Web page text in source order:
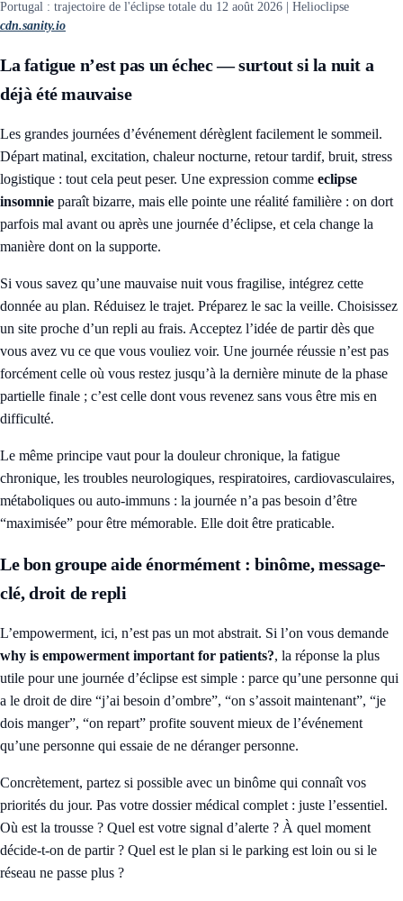
Portugal : trajectoire de l'éclipse totale du 12 août 2026 | Helioclipse
cdn.sanity.io
La fatigue n’est pas un échec — surtout si la nuit a
déjà été mauvaise
Les grandes journées d’événement dérèglent facilement le sommeil.
Départ matinal, excitation, chaleur nocturne, retour tardif, bruit, stress
logistique : tout cela peut peser. Une expression comme eclipse
insomnie paraît bizarre, mais elle pointe une réalité familière : on dort
parfois mal avant ou après une journée d’éclipse, et cela change la
manière dont on la supporte.
Si vous savez qu’une mauvaise nuit vous fragilise, intégrez cette
donnée au plan. Réduisez le trajet. Préparez le sac la veille. Choisissez
un site proche d’un repli au frais. Acceptez l’idée de partir dès que
vous avez vu ce que vous vouliez voir. Une journée réussie n’est pas
forcément celle où vous restez jusqu’à la dernière minute de la phase
partielle finale ; c’est celle dont vous revenez sans vous être mis en
difficulté.
Le même principe vaut pour la douleur chronique, la fatigue
chronique, les troubles neurologiques, respiratoires, cardiovasculaires,
métaboliques ou auto-immuns : la journée n’a pas besoin d’être
“maximisée” pour être mémorable. Elle doit être praticable.
Le bon groupe aide énormément : binôme, message-
clé, droit de repli
L’empowerment, ici, n’est pas un mot abstrait. Si l’on vous demande
why is empowerment important for patients?, la réponse la plus
utile pour une journée d’éclipse est simple : parce qu’une personne qui
a le droit de dire “j’ai besoin d’ombre”, “on s’assoit maintenant”, “je
dois manger”, “on repart” profite souvent mieux de l’événement
qu’une personne qui essaie de ne déranger personne.
Concrètement, partez si possible avec un binôme qui connaît vos
priorités du jour. Pas votre dossier médical complet : juste l’essentiel.
Où est la trousse ? Quel est votre signal d’alerte ? À quel moment
décide-t-on de partir ? Quel est le plan si le parking est loin ou si le
réseau ne passe plus ?